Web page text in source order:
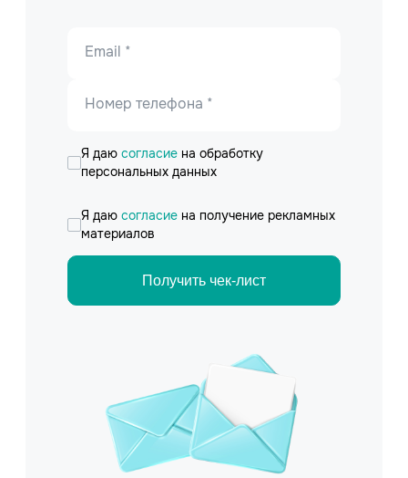
Email *
Номер телефона *
Я даю согласие на обработку
персональных данных
Я даю согласие на получение рекламных
материалов
Получить чек-лист